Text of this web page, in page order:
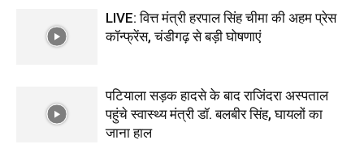
LIVE: वित्त मंत्री हरपाल सिंह चीमा की अहम प्रेस
कॉन्फ्रेंस, चंडीगढ़ से बड़ी घोषणाएं
पटियाला सड़क हादसे के बाद राजिंदरा अस्पताल
पहुंचे स्वास्थ्य मंत्री डॉ. बलबीर सिंह, घायलों का
जाना हाल